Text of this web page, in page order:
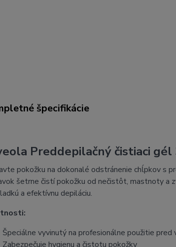
špecifikácie
Preddepilačný čistiaci gél
pokožku na dokonalé odstránenie chĺpkov s
šetrne čistí pokožku od nečistôt, mastnoty a
a efektívnu depiláciu.
Špeciálne vyvinutý na profesionálne použitie pred
Zabezpečuje hygienu a čistotu pokožky